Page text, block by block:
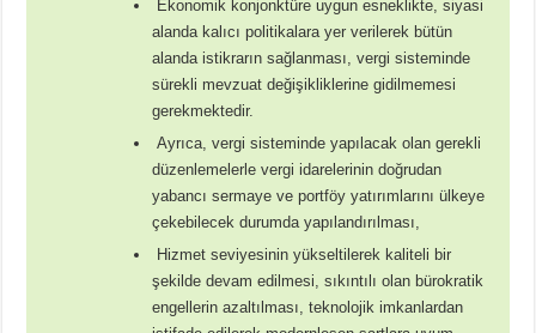
Ekonomik konjonktüre uygun esneklikte, siyasi
alanda kalıcı politikalara yer verilerek bütün
alanda istikrarın sağlanması, vergi sisteminde
sürekli mevzuat değişikliklerine gidilmemesi
gerekmektedir.
Ayrıca, vergi sisteminde yapılacak olan gerekli
düzenlemelerle vergi idarelerinin doğrudan
yabancı sermaye ve portföy yatırımlarını ülkeye
çekebilecek durumda yapılandırılması,
Hizmet seviyesinin yükseltilerek kaliteli bir
şekilde devam edilmesi, sıkıntılı olan bürokratik
engellerin azaltılması, teknolojik imkanlardan